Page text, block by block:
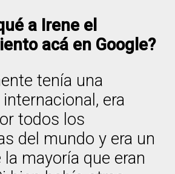
a Irene el
acá en Google?
tenía una
era
todos los
del mundo y era un
mayoría que eran